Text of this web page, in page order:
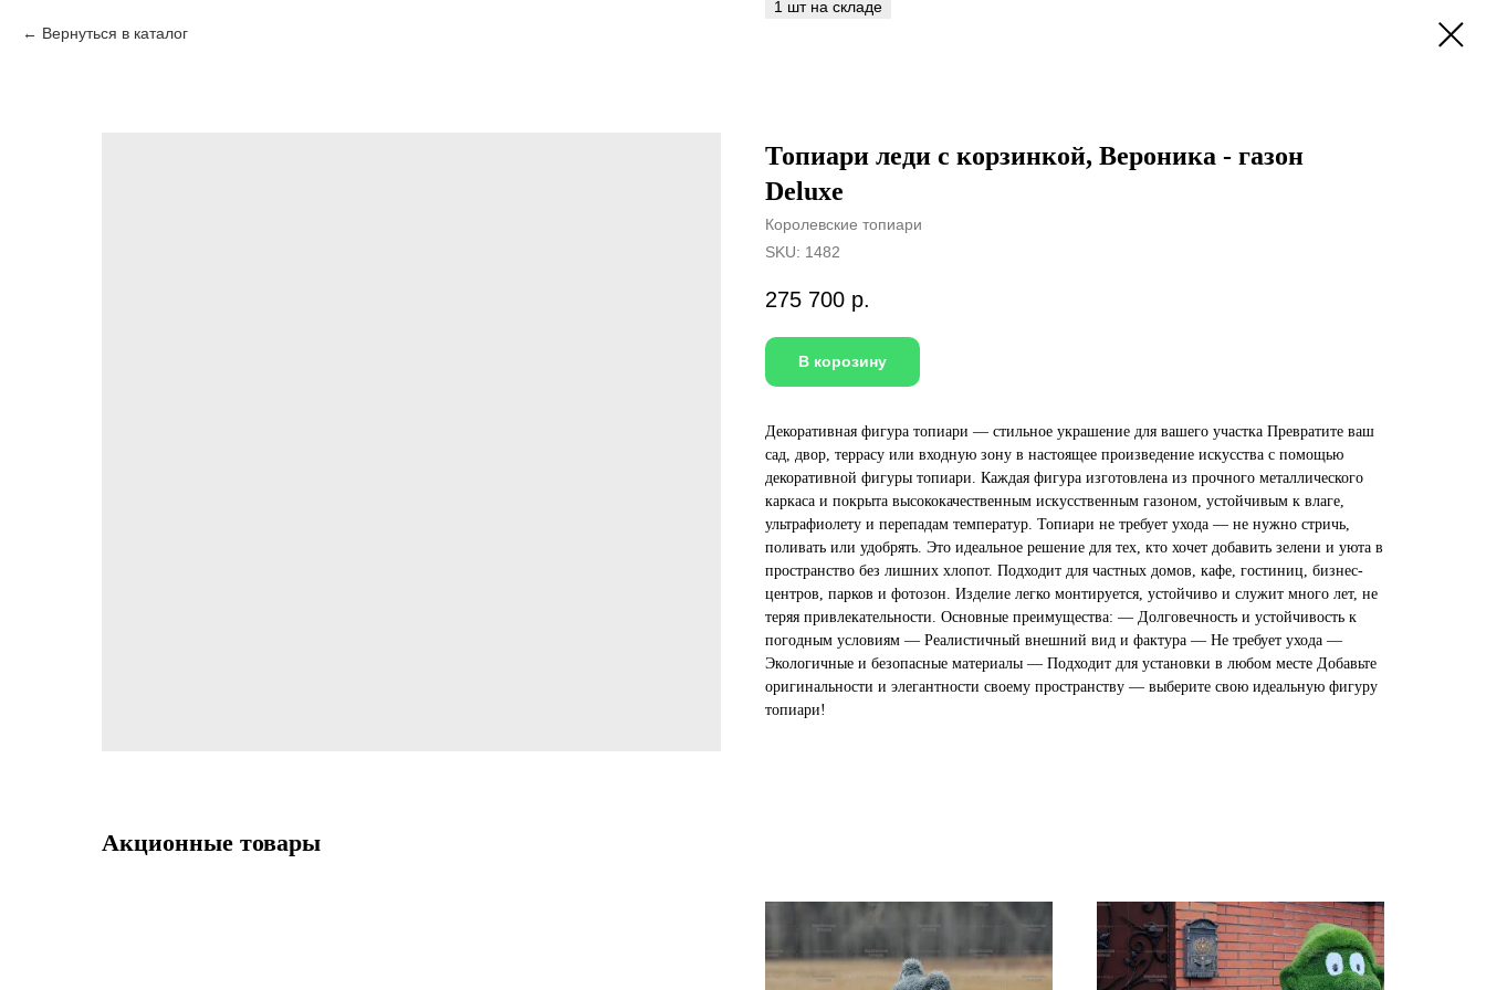
Вернуться в каталог
Топиари леди с корзинкой, Вероника - газон
Deluxe
Королевские топиари
SKU: 1482
275 700 р.
В корозину
Декоративная фигура топиари — стильное украшение для вашего участка Превратите ваш
сад, двор, террасу или входную зону в настоящее произведение искусства с помощью
декоративной фигуры топиари. Каждая фигура изготовлена из прочного металлического
каркаса и покрыта высококачественным искусственным газоном, устойчивым к влаге,
ультрафиолету и перепадам температур. Топиари не требует ухода — не нужно стричь,
поливать или удобрять. Это идеальное решение для тех, кто хочет добавить зелени и уюта в
пространство без лишних хлопот. Подходит для частных домов, кафе, гостиниц, бизнес-
центров, парков и фотозон. Изделие легко монтируется, устойчиво и служит много лет, не
теряя привлекательности. Основные преимущества: — Долговечность и устойчивость к
погодным условиям — Реалистичный внешний вид и фактура — Не требует ухода —
Экологичные и безопасные материалы — Подходит для установки в любом месте Добавьте
оригинальности и элегантности своему пространству — выберите свою идеальную фигуру
топиари!
Акционные товары